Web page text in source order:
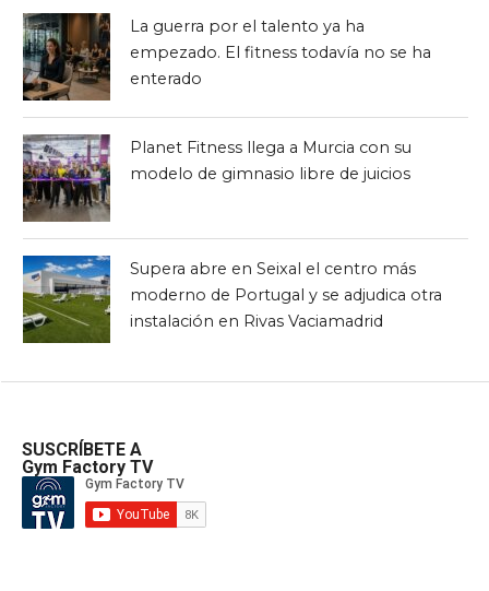
La guerra por el talento ya ha
empezado. El fitness todavía no se ha
enterado
Planet Fitness llega a Murcia con su
modelo de gimnasio libre de juicios
Supera abre en Seixal el centro más
moderno de Portugal y se adjudica otra
instalación en Rivas Vaciamadrid
SUSCRÍBETE A
Gym Factory TV